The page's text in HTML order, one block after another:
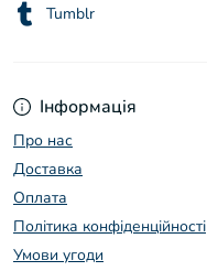
Інформація
Про нас
Доставка
Оплата
Політика конфіденційності
Умови угоди
Tumblr